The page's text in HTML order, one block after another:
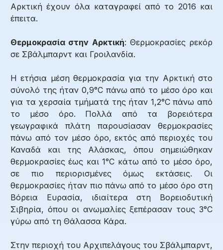
Αρκτική έχουν όλα καταγραφεί από το 2016 και
έπειτα.
Θερμοκρασία στην Αρκτική: Θερμοκρασίες ρεκόρ
σε Σβάλμπαρντ και Γροιλανδία.
Η ετήσια μέση θερμοκρασία για την Αρκτική στο
σύνολό της ήταν 0,9°C πάνω από το μέσο όρο και
για τα χερσαία τμήματά της ήταν 1,2°C πάνω από
το μέσο όρο. Πολλά από τα βορειότερα
γεωγραφικά πλάτη παρουσίασαν θερμοκρασίες
πάνω από τον μέσο όρο, εκτός από περιοχές του
Καναδά και της Αλάσκας, όπου σημειώθηκαν
θερμοκρασίες έως και 1°C κάτω από το μέσο όρο,
σε πιο περιορισμένες όμως εκτάσεις. Οι
θερμοκρασίες ήταν πιο πάνω από το μέσο όρο στη
Βόρεια Ευρασία, ιδιαίτερα στη Βορειοδυτική
Σιβηρία, όπου οι ανωμαλίες ξεπέρασαν τους 3°C
γύρω από τη Θάλασσα Κάρα.
Στην περιοχή του Αρχιπελάγους του Σβάλμπαρντ,